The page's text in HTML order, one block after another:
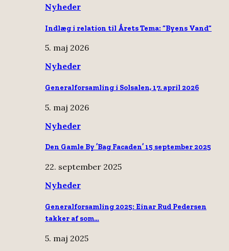
Nyheder
Indlæg i relation til Årets Tema: “Byens Vand”
5. maj 2026
Nyheder
Generalforsamling i Solsalen, 17. april 2026
5. maj 2026
Nyheder
Den Gamle By ’Bag Facaden’ 15 september 2025
22. september 2025
Nyheder
Generalforsamling 2025: Einar Rud Pedersen
takker af som…
5. maj 2025